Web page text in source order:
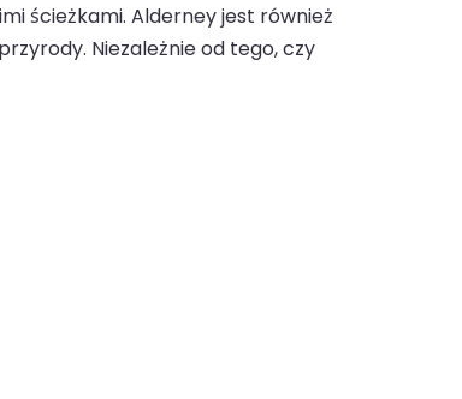
ścieżkami. Alderney jest również
Niezależnie od tego, czy